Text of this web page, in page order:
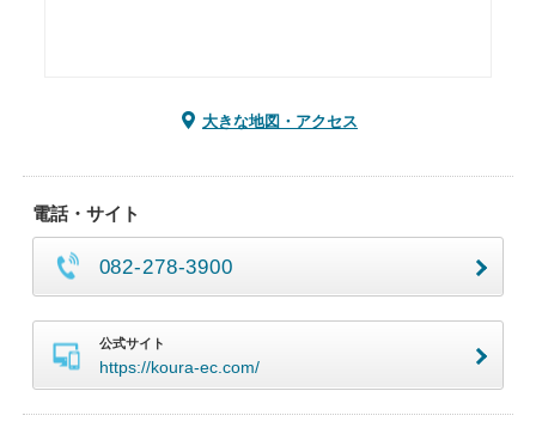
大きな地図・アクセス
電話・サイト
082-278-3900
公式サイト
https://koura-ec.com/